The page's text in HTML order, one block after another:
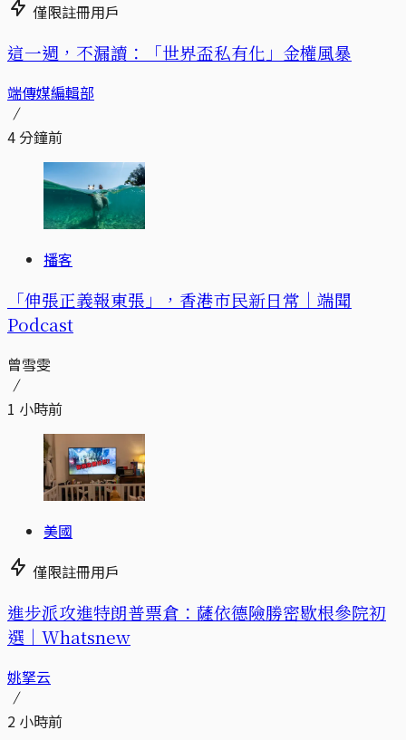
僅限註冊用戶
這一週，不漏讀：「世界盃私有化」金權風暴
端傳媒編輯部
4 分鐘前
播客
「伸張正義報東張」，香港市民新日常｜端聞
Podcast
曾雪雯
1 小時前
美國
僅限註冊用戶
進步派攻進特朗普票倉：薩依德險勝密歇根參院初
選｜Whatsnew
姚拏云
2 小時前